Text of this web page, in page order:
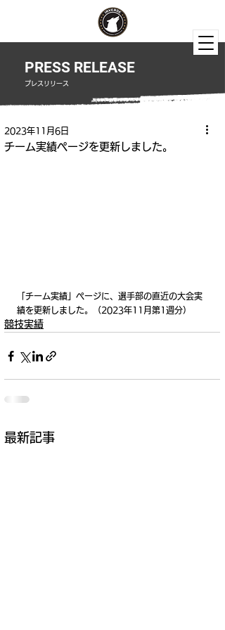
PRESS RELEASE
​プレスリリース
チーム実績ページを更新しました。
2023年11月6日
「チーム実績」ページに、選手部の直近の大会実
績を更新しました。（2023年11月第1週分）
競技実績
最新記事